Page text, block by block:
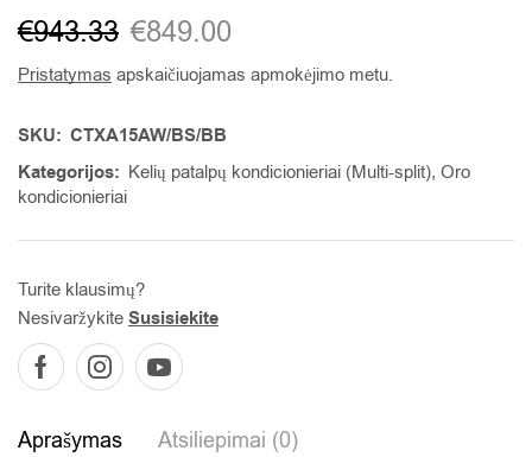
€943.33 €849.00
Pristatymas apskaičiuojamas apmokėjimo metu.
SKU: CTXA15AW/BS/BB
Kategorijos: Kelių patalpų kondicionieriai (Multi-split), Oro
kondicionieriai
Turite klausimų?
Nesivaržykite Susisiekite
Aprašymas Atsiliepimai (0)